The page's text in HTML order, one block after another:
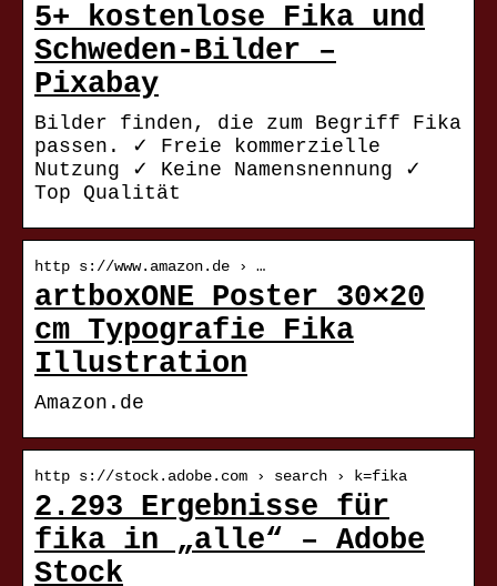
5+ kostenlose Fika und
Schweden-Bilder –
Pixabay
Bilder finden, die zum Begriff Fika
passen. ✓ Freie kommerzielle
Nutzung ✓ Keine Namensnennung ✓
Top Qualität
http s://www.amazon.de › …
artboxONE Poster 30×20
cm Typografie Fika
Illustration
Amazon.de
http s://stock.adobe.com › search › k=fika
2.293 Ergebnisse für
fika in „alle“ – Adobe
Stock